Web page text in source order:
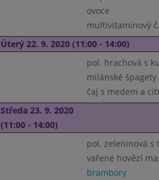
ovoce
multivitamínový
Úterý 22. 9. 2020 (11:00 - 14:00)
pol. hrachová s
milánské
čaj s medem a
Středa 23. 9. 2020
(11:00 - 14:00)
pol. zeleninová s
vařené hovězí
brambory